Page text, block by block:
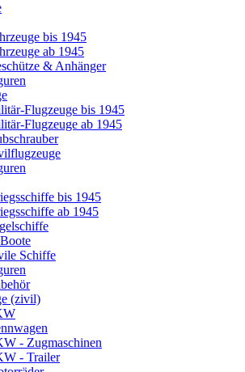
bis 1945
ab 1945
& Anhänger
Flugzeuge bis 1945
Flugzeuge ab 1945
bis 1945
ab 1945
Schiffe
(zivil)
- Zugmaschinen
- Trailer